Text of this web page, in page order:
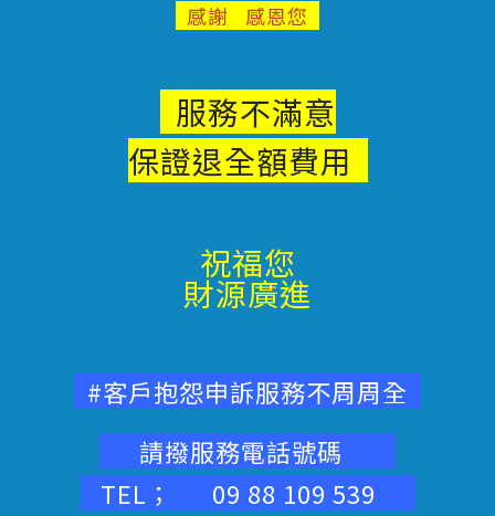
感謝 感恩您
服務不滿意
保證退全額費用
祝福您
財源廣進
#客戶抱怨申訴服務不周周全
請撥服務電話號碼
TEL； 09 88 109 539